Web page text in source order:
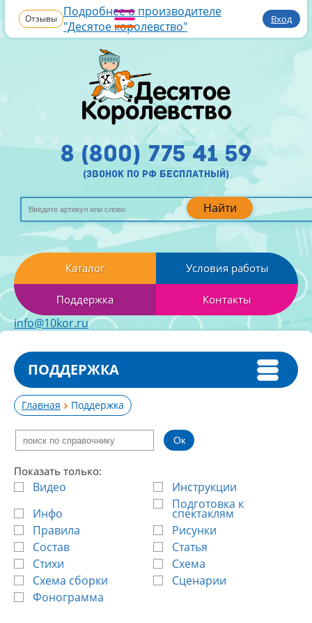
Отзывы Подробнее о производителе
"Десятое королевство"
Вход
Найти
8 (800) 775 41 59
(звонок по рф бесплатный)
Каталог Условия работы
Поддержка Контакты
info@10kor.ru
ПОДДЕРЖКА
Главная Поддержка
Показать только:
Видео
Инструкции
Инфо
Подготовка к
спектаклям
Правила
Рисунки
Состав
Статья
Стихи
Схема
Схема сборки
Сценарии
Фонограмма